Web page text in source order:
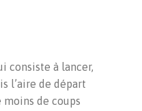
consiste à lancer,
l’aire de départ
de coups